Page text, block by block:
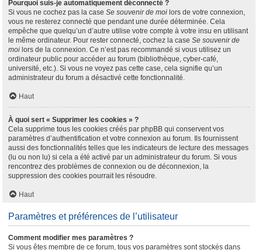
Pourquoi suis-je automatiquement déconnecté ?
Si vous ne cochez pas la case Se souvenir de moi lors de votre connexion,
vous ne resterez connecté que pendant une durée déterminée. Cela
empêche que quelqu’un d’autre utilise votre compte à votre insu en utilisant
le même ordinateur. Pour rester connecté, cochez la case Se souvenir de
moi lors de la connexion. Ce n’est pas recommandé si vous utilisez un
ordinateur public pour accéder au forum (bibliothèque, cyber-café,
université, etc.). Si vous ne voyez pas cette case, cela signifie qu’un
administrateur du forum a désactivé cette fonctionnalité.
Haut
À quoi sert « Supprimer les cookies » ?
Cela supprime tous les cookies créés par phpBB qui conservent vos
paramètres d’authentification et votre connexion au forum. Ils fournissent
aussi des fonctionnalités telles que les indicateurs de lecture des messages
(lu ou non lu) si cela a été activé par un administrateur du forum. Si vous
rencontrez des problèmes de connexion ou de déconnexion, la
suppression des cookies pourrait les résoudre.
Haut
Paramètres et préférences de l’utilisateur
Comment modifier mes paramètres ?
Si vous êtes membre de ce forum, tous vos paramètres sont stockés dans